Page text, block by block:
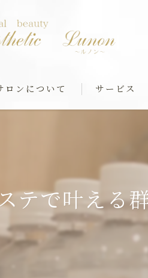
ロンについて サービス
筋膜ストレ
テで叶える